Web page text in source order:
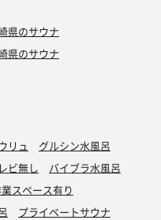
県のサウナ
県のサウナ
リュ
グルシン水風呂
ビ無し
バイブラ水風呂
スペース有り
プライベートサウナ